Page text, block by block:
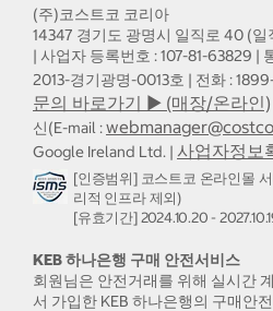
(주)코스트코 코리아
14347 경기도 광명시 일직로 40 (일
| 사업자 등록번호 : 107-81-63829 |
2013-경기광명-0013호 | 전화 :
문의 바로가기 ▶ (매장/온라인)
신(E-mail :
Google Ireland Ltd. | 사업자정보
[인증범위] 코스트코 온라인몰
리적 인프라 제외)
[유효기간] 2024.10.20 -
KEB 하나은행 구매 안전서비스
회원님은 안전거래를 위해 실시간
서 가입한 KEB 하나은행의 구매안